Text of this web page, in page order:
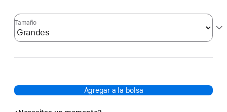
Tamaño
Agregar a la bolsa